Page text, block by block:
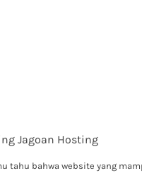
Jagoan Hosting
tahu bahwa website yang